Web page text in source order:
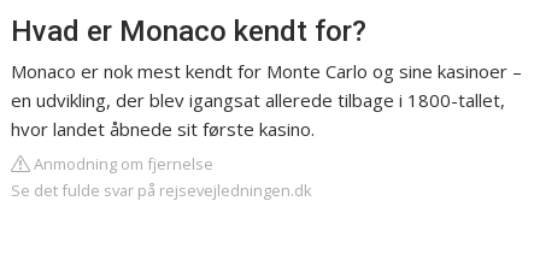
Hvad er Monaco kendt for?
Monaco er nok mest kendt for Monte Carlo og sine kasinoer –
en udvikling, der blev igangsat allerede tilbage i 1800-tallet,
hvor landet åbnede sit første kasino.
Anmodning om fjernelse
Se det fulde svar på rejsevejledningen.dk